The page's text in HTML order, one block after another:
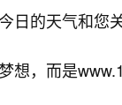
日的天气和您
想，而是